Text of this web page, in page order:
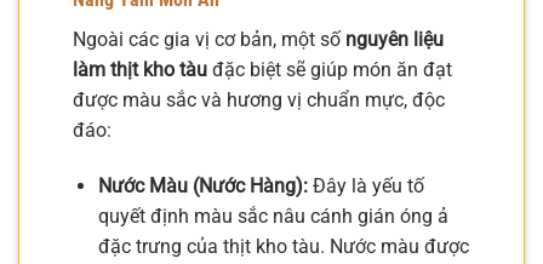
Ngoài các gia vị cơ bản, một số nguyên liệu
làm thịt kho tàu đặc biệt sẽ giúp món ăn đạt
được màu sắc và hương vị chuẩn mực, độc
đáo:
Nước Màu (Nước Hàng):Đây là yếu tố
quyết định màu sắc nâu cánh gián óng ả
đặc trưng của thịt kho tàu. Nước màu được